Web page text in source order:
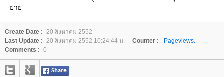
า
Create Date : 20 สิงหาคม 2552
Last Update : 20 สิงหาคม 2552 10:24:44 น. Counter :
Pageviews.
Comments : 0